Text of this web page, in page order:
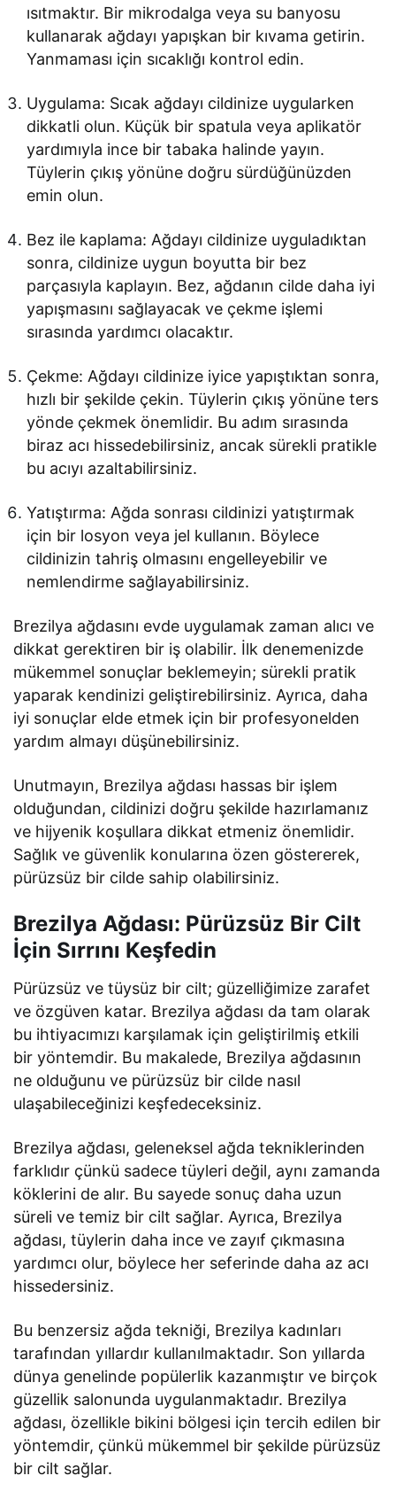
ısıtmaktır. Bir mikrodalga veya su banyosu
kullanarak ağdayı yapışkan bir kıvama getirin.
Yanmaması için sıcaklığı kontrol edin.
Uygulama: Sıcak ağdayı cildinize uygularken
dikkatli olun. Küçük bir spatula veya aplikatör
yardımıyla ince bir tabaka halinde yayın.
Tüylerin çıkış yönüne doğru sürdüğünüzden
emin olun.
Bez ile kaplama: Ağdayı cildinize uyguladıktan
sonra, cildinize uygun boyutta bir bez
parçasıyla kaplayın. Bez, ağdanın cilde daha iyi
yapışmasını sağlayacak ve çekme işlemi
sırasında yardımcı olacaktır.
Çekme: Ağdayı cildinize iyice yapıştıktan sonra,
hızlı bir şekilde çekin. Tüylerin çıkış yönüne ters
yönde çekmek önemlidir. Bu adım sırasında
biraz acı hissedebilirsiniz, ancak sürekli pratikle
bu acıyı azaltabilirsiniz.
Yatıştırma: Ağda sonrası cildinizi yatıştırmak
için bir losyon veya jel kullanın. Böylece
cildinizin tahriş olmasını engelleyebilir ve
nemlendirme sağlayabilirsiniz.
Brezilya ağdasını evde uygulamak zaman alıcı ve
dikkat gerektiren bir iş olabilir. İlk denemenizde
mükemmel sonuçlar beklemeyin; sürekli pratik
yaparak kendinizi geliştirebilirsiniz. Ayrıca, daha
iyi sonuçlar elde etmek için bir profesyonelden
yardım almayı düşünebilirsiniz.
Unutmayın, Brezilya ağdası hassas bir işlem
olduğundan, cildinizi doğru şekilde hazırlamanız
ve hijyenik koşullara dikkat etmeniz önemlidir.
Sağlık ve güvenlik konularına özen göstererek,
pürüzsüz bir cilde sahip olabilirsiniz.
Brezilya Ağdası: Pürüzsüz Bir Cilt
İçin Sırrını Keşfedin
Pürüzsüz ve tüysüz bir cilt; güzelliğimize zarafet
ve özgüven katar. Brezilya ağdası da tam olarak
bu ihtiyacımızı karşılamak için geliştirilmiş etkili
bir yöntemdir. Bu makalede, Brezilya ağdasının
ne olduğunu ve pürüzsüz bir cilde nasıl
ulaşabileceğinizi keşfedeceksiniz.
Brezilya ağdası, geleneksel ağda tekniklerinden
farklıdır çünkü sadece tüyleri değil, aynı zamanda
köklerini de alır. Bu sayede sonuç daha uzun
süreli ve temiz bir cilt sağlar. Ayrıca, Brezilya
ağdası, tüylerin daha ince ve zayıf çıkmasına
yardımcı olur, böylece her seferinde daha az acı
hissedersiniz.
Bu benzersiz ağda tekniği, Brezilya kadınları
tarafından yıllardır kullanılmaktadır. Son yıllarda
dünya genelinde popülerlik kazanmıştır ve birçok
güzellik salonunda uygulanmaktadır. Brezilya
ağdası, özellikle bikini bölgesi için tercih edilen bir
yöntemdir, çünkü mükemmel bir şekilde pürüzsüz
bir cilt sağlar.